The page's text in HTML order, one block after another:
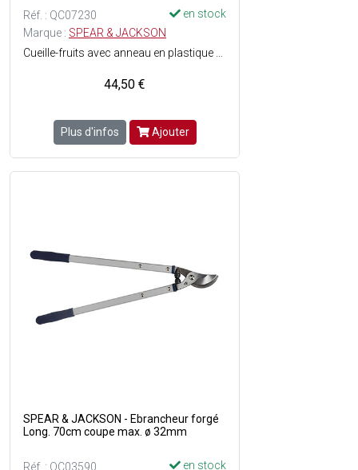
Réf. : QC07230
en stock
Marque : SPEAR & JACKSON
44,50 €
Plus d'infos Ajouter
SPEAR & JACKSON - Ebrancheur forgé
Long. 70cm coupe max. ø 32mm
Réf. : QC03590 en stock